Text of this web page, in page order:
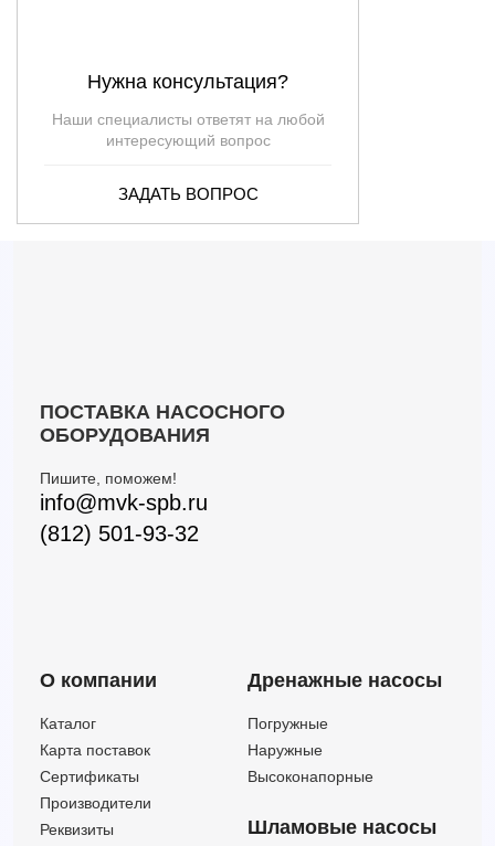
Нужна консультация?
Наши специалисты ответят на любой
интересующий вопрос
ЗАДАТЬ ВОПРОС
ПОСТАВКА НАСОСНОГО
ОБОРУДОВАНИЯ
Пишите, поможем!
info@mvk-spb.ru
(812) 501-93-32
О компании
Каталог
Карта поставок
Сертификаты
Производители
Реквизиты
Дренажные насосы
Погружные
Наружные
Высоконапорные
Шламовые насосы